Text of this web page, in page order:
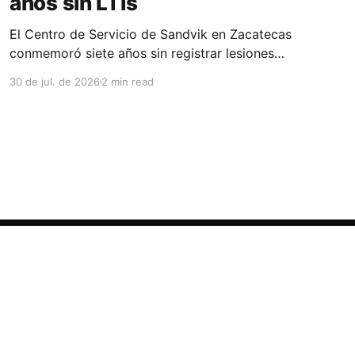
El Centro de Servicio de Sandvik en Zacatecas
conmemoró siete años sin registrar lesiones
la consolidación de una cultura de seguridad
30 de jul. de 20262 min read